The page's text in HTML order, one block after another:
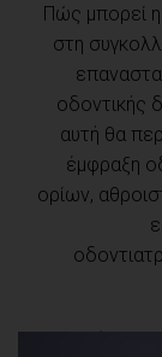
Πώς μπορεί η
στη
οδοντικής
αυτή θα
έμφραξη
ορίων,